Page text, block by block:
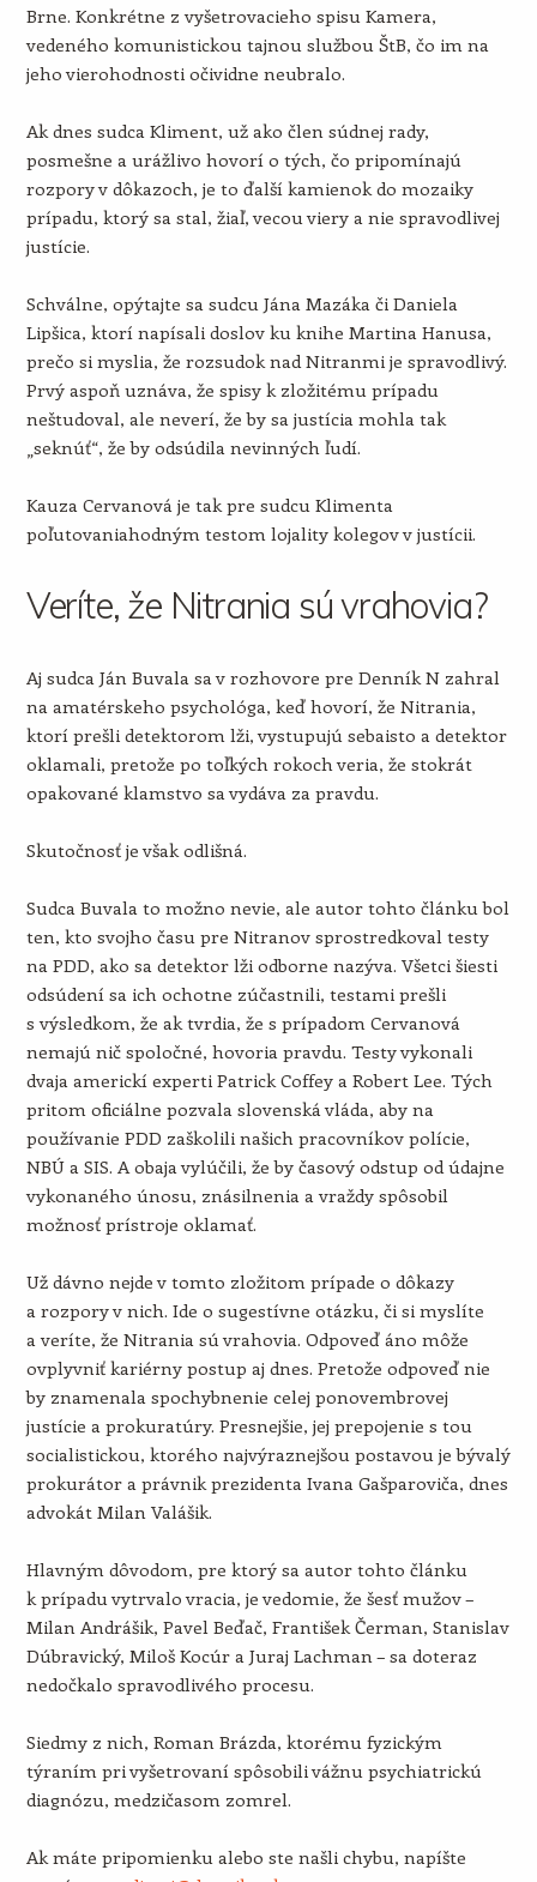
Brne. Konkrétne z vyšetrovacieho spisu Kamera,
vedeného komunistickou tajnou službou ŠtB, čo im na
jeho vierohodnosti očividne neubralo.
Ak dnes sudca Kliment, už ako člen súdnej rady,
posmešne a urážlivo hovorí o tých, čo pripomínajú
rozpory v dôkazoch, je to ďalší kamienok do mozaiky
prípadu, ktorý sa stal, žiaľ, vecou viery a nie spravodlivej
justície.
Schválne, opýtajte sa sudcu Jána Mazáka či Daniela
Lipšica, ktorí napísali doslov ku knihe Martina Hanusa,
prečo si myslia, že rozsudok nad Nitranmi je spravodlivý.
Prvý aspoň uznáva, že spisy k zložitému prípadu
neštudoval, ale neverí, že by sa justícia mohla tak
„seknúť“, že by odsúdila nevinných ľudí.
Kauza Cervanová je tak pre sudcu Klimenta
poľutovaniahodným testom lojality kolegov v justícii.
Veríte, že Nitrania sú vrahovia?
Aj sudca Ján Buvala sa v rozhovore pre Denník N zahral
na amatérskeho psychológa, keď hovorí, že Nitrania,
ktorí prešli detektorom lži, vystupujú sebaisto a detektor
oklamali, pretože po toľkých rokoch veria, že stokrát
opakované klamstvo sa vydáva za pravdu.
Skutočnosť je však odlišná.
Sudca Buvala to možno nevie, ale autor tohto článku bol
ten, kto svojho času pre Nitranov sprostredkoval testy
na PDD, ako sa detektor lži odborne nazýva. Všetci šiesti
odsúdení sa ich ochotne zúčastnili, testami prešli
s výsledkom, že ak tvrdia, že s prípadom Cervanová
nemajú nič spoločné, hovoria pravdu. Testy vykonali
dvaja americkí experti Patrick Coffey a Robert Lee. Tých
pritom oficiálne pozvala slovenská vláda, aby na
používanie PDD zaškolili našich pracovníkov polície,
NBÚ a SIS. A obaja vylúčili, že by časový odstup od údajne
vykonaného únosu, znásilnenia a vraždy spôsobil
možnosť prístroje oklamať.
Už dávno nejde v tomto zložitom prípade o dôkazy
a rozpory v nich. Ide o sugestívne otázku, či si myslíte
a veríte, že Nitrania sú vrahovia. Odpoveď áno môže
ovplyvniť kariérny postup aj dnes. Pretože odpoveď nie
by znamenala spochybnenie celej ponovembrovej
justície a prokuratúry. Presnejšie, jej prepojenie s tou
socialistickou, ktorého najvýraznejšou postavou je bývalý
prokurátor a právnik prezidenta Ivana Gašparoviča, dnes
advokát Milan Valášik.
Hlavným dôvodom, pre ktorý sa autor tohto článku
k prípadu vytrvalo vracia, je vedomie, že šesť mužov –
Milan Andrášik, Pavel Beďač, František Čerman, Stanislav
Dúbravický, Miloš Kocúr a Juraj Lachman – sa doteraz
nedočkalo spravodlivého procesu.
Siedmy z nich, Roman Brázda, ktorému fyzickým
týraním pri vyšetrovaní spôsobili vážnu psychiatrickú
diagnózu, medzičasom zomrel.
Ak máte pripomienku alebo ste našli chybu, napíšte